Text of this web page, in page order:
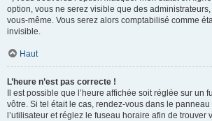
option, vous ne serez visible que des
vous-même. Vous serez alors comptabilisé comme
invisible.
Haut
L’heure n’est pas correcte !
Il est possible que l’heure affichée soit réglée sur un
vôtre. Si tel était le cas, rendez-vous dans le
l’utilisateur et réglez le fuseau horaire afin de trouver